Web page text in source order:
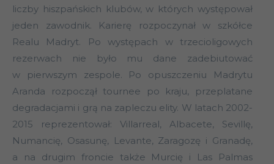
liczby hiszpańskich klubów, w których występował
jeden zawodnik. Karierę rozpoczynał w szkółce
Realu Madryt. Po występach w trzecioligowych
rezerwach nie było mu dane zadebiutować
w pierwszym zespole. Po opuszczeniu Madrytu
Aranda rozpoczął tournee po kraju, przeplatane
degradacjami i grą na zapleczu elity. W latach 2002-
2015 reprezentował: Villarreal, Albacete, Sevillę,
Numancię, Osasunę, Levante, Zaragozę i Granadę,
a na drugim froncie także Murcię i Las Palmas